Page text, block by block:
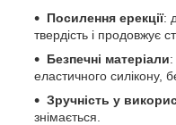
Посилення ерекції:
твердість і продовжує
Безпечні матеріали:
еластичного силікону,
Зручність у
знімається.